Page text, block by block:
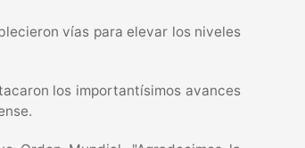
vías para elevar los niveles
los importantísimos avances